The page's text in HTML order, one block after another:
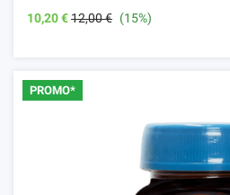
10,20 €12,00 € (15%)
PROMO*